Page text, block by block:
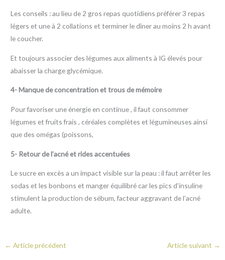
Les conseils : au lieu de 2 gros repas quotidiens préférer 3 repas
légers et une à 2 collations et terminer le dîner au moins 2 h avant
le coucher.
Et toujours associer des légumes aux aliments à IG élevés pour
abaisser la charge glycémique.
4- Manque de concentration et trous de mémoire
Pour favoriser une énergie en continue , il faut consommer
légumes et fruits frais , céréales complètes et légumineuses ainsi
que des omégas (poissons,
5- Retour de l’acné et rides accentuées
Le sucre en excès a un impact visible sur la peau : il faut arrêter les
sodas et les bonbons et manger équilibré car les pics d’insuline
stimulent la production de sébum, facteur aggravant de l’acné
adulte.
← Article précédent Article suivant →